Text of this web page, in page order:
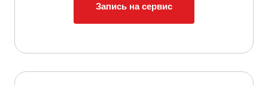
Запись на сервис